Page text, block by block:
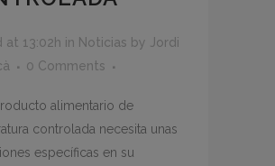
at 13:02h in Noticias by Jordi
0 Comments
alimentario de
controlada necesita unas
específicas en su